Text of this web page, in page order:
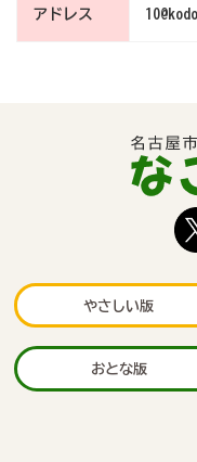
アドレス
やさしい版
おとな版